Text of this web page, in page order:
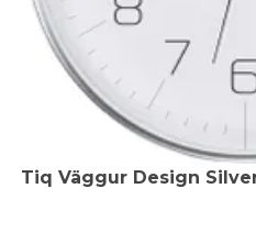
Tiq Väggur Design